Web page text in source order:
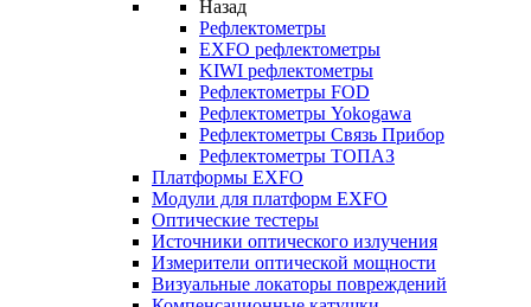
Назад
Рефлектометры
EXFO рефлектометры
KIWI рефлектометры
Рефлектометры FOD
Рефлектометры Yokogawa
Рефлектометры Связь Прибор
Рефлектометры ТОПАЗ
Платформы EXFO
Модули для платформ EXFO
Оптические тестеры
Источники оптического излучения
Измерители оптической мощности
Визуальные локаторы повреждений